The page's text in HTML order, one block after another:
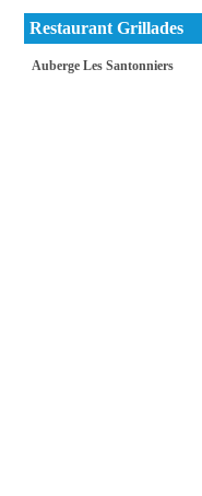
Restaurant Grillades
Auberge Les Santonniers